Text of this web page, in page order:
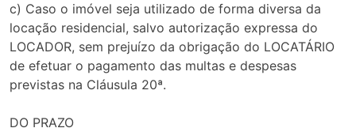
c) Caso o imóvel seja utilizado de forma diversa da
locação residencial, salvo autorização expressa do
LOCADOR, sem prejuízo da obrigação do LOCATÁRIO
de efetuar o pagamento das multas e despesas
previstas na Cláusula 20ª.
DO PRAZO